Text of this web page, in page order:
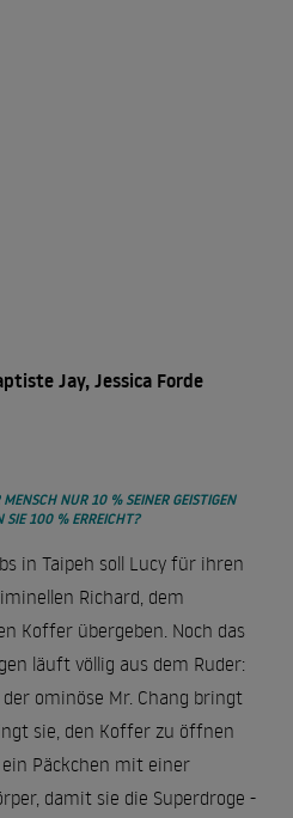
Jay, Jessica Forde
NUR 10 % SEINER GEISTIGEN
SIE 100 % ERREICHT?
in Taipeh soll Lucy für ihren
Richard, dem
Koffer übergeben. Noch das
läuft völlig aus dem Ruder:
ominöse Mr. Chang bringt
sie, den Koffer zu öffnen
Päckchen mit einer
damit sie die Superdroge -